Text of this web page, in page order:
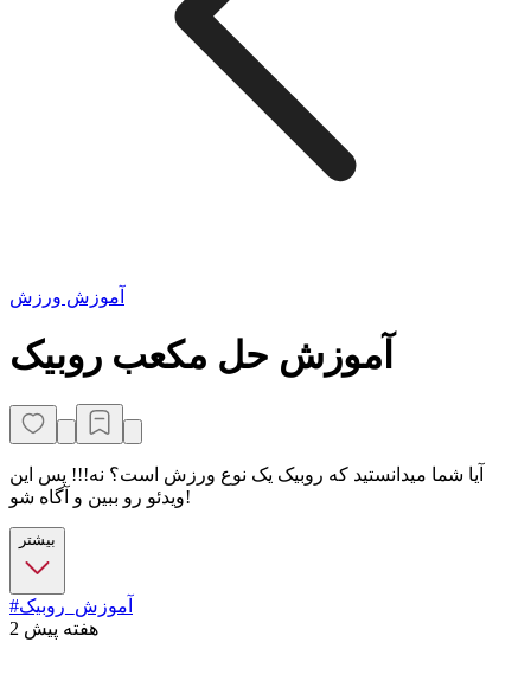
آموزش ورزش
آموزش حل مکعب روبیک
آیا شما میدانستید که روبیک یک نوع ورزش است؟ نه!!! پس این
ویدئو رو ببین و آگاه شو!
بیشتر
#آموزش_روبیک
2 هفته پیش